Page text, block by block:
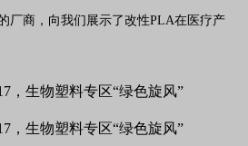
厂商，向我们展示了改性PLA在医疗产